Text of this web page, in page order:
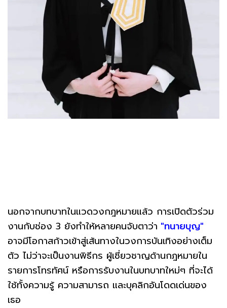
นอกจากบทบาทในแวดวงกฎหมายแล้ว การเปิดตัวร่วม
งานกับช่อง 3 ยังทำให้หลายคนจับตาว่า "ทนายบุญ"
อาจมีโอกาสก้าวเข้าสู่เส้นทางในวงการบันเทิงอย่างเต็ม
ตัว ไม่ว่าจะเป็นงานพิธีกร ผู้เชี่ยวชาญด้านกฎหมายใน
รายการโทรทัศน์ หรือการรับงานในบทบาทใหม่ๆ ที่จะได้
ใช้ทั้งความรู้ ความสามารถ และบุคลิกอันโดดเด่นของ
เธอ